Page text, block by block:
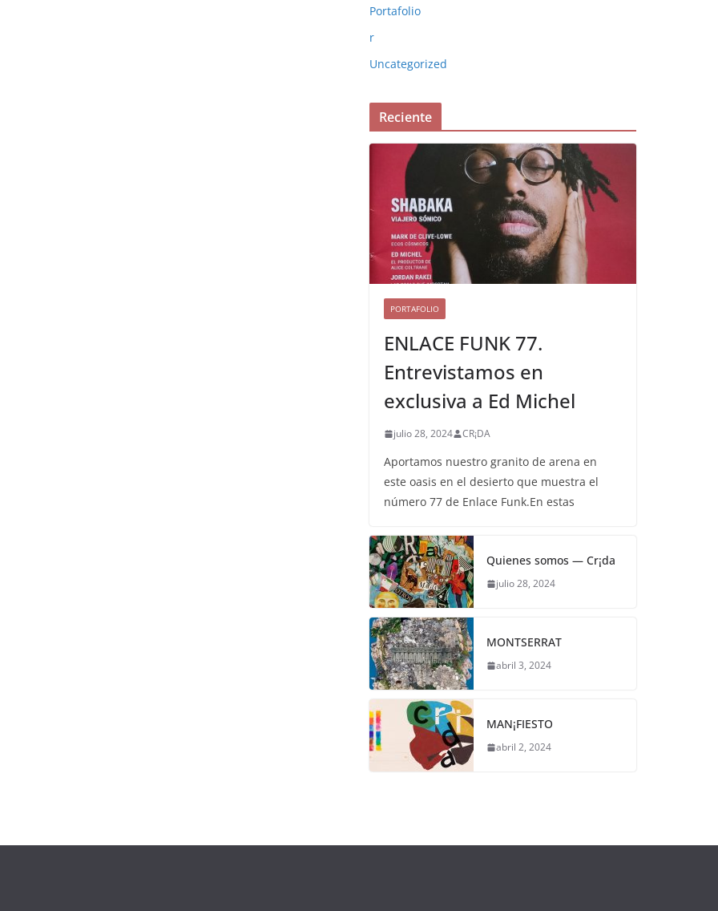
Portafolio
r
Uncategorized
Reciente
PORTAFOLIO
ENLACE FUNK 77.
Entrevistamos en
exclusiva a Ed Michel
julio 28, 2024 CR¡DA
Aportamos nuestro granito de arena en
este oasis en el desierto que muestra el
número 77 de Enlace Funk.En estas
Quienes somos — Cr¡da
julio 28, 2024
MONTSERRAT
abril 3, 2024
MAN¡FIESTO
abril 2, 2024